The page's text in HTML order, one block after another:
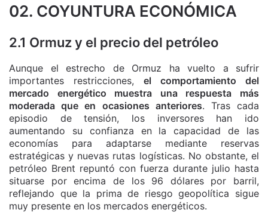
02. COYUNTURA ECONÓMICA
2.1 Ormuz y el precio del petróleo
Aunque el estrecho de Ormuz ha vuelto a sufrir
importantes restricciones, el comportamiento del
mercado energético muestra una respuesta más
moderada que en ocasiones anteriores. Tras cada
episodio de tensión, los inversores han ido
aumentando su confianza en la capacidad de las
economías para adaptarse mediante reservas
estratégicas y nuevas rutas logísticas. No obstante, el
petróleo Brent repuntó con fuerza durante julio hasta
situarse por encima de los 96 dólares por barril,
reflejando que la prima de riesgo geopolítica sigue
muy presente en los mercados energéticos.